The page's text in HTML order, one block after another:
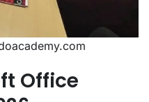
Office